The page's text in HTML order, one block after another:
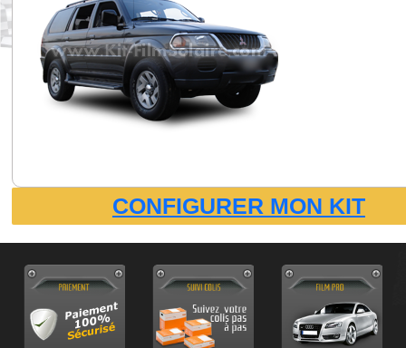
CONFIGURER MON KIT